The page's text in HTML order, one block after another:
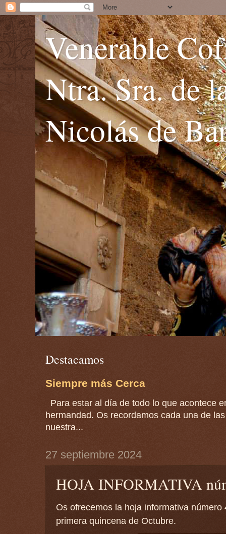
Venerable
Ntra. Sra. de
Nicolás de
Destacamos
Siempre más Cerca
Para estar al día de todo lo que acontece
hermandad. Os recordamos cada una de
nuestra...
27 septiembre 2024
HOJA INFORMATIVA
Os ofrecemos la hoja informativa
primera quincena de Octubre.